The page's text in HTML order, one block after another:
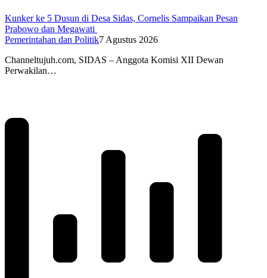
Kunker ke 5 Dusun di Desa Sidas, Cornelis Sampaikan Pesan
Prabowo dan Megawati
Pemerintahan dan Politik7 Agustus 2026
Channeltujuh.com, SIDAS – Anggota Komisi XII Dewan
Perwakilan…